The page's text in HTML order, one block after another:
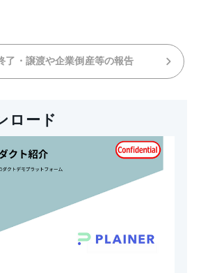
了・譲渡や企業倒産等の報告
ロード